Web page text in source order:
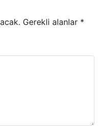
Gerekli alanlar *